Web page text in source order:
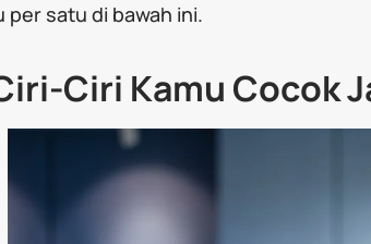
per satu di bawah ini.
Ciri Kamu Cocok